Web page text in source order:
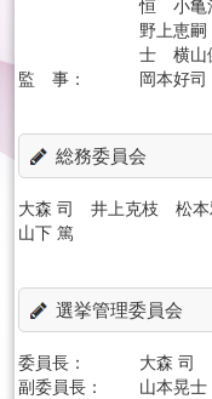
恒 小亀
野上恵
士 横山
監 事：
岡本好
総務委員会
大森 司 井上克枝 松
山下 篤
選挙管理委員会
委員長：
大森 司
副委員長：
山本晃士